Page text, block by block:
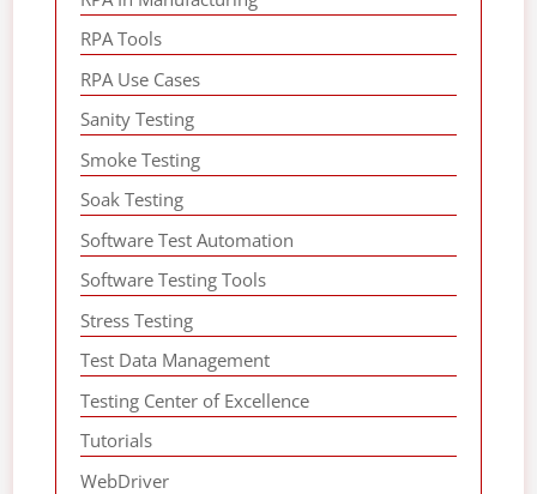
RPA Tools
RPA Use Cases
Sanity Testing
Smoke Testing
Soak Testing
Software Test Automation
Software Testing Tools
Stress Testing
Test Data Management
Testing Center of Excellence
Tutorials
WebDriver